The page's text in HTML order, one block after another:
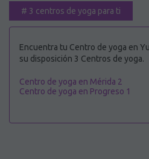
# 3 centros de yoga para ti
Encuentra tu Centro de yoga en
su disposición 3 Centros de yoga.
Centro de yoga en Mérida 2
Centro de yoga en Progreso 1